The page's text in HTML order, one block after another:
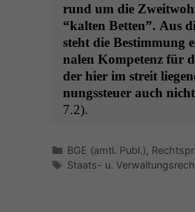
rund um die
“kalten Bet­ten”. Aus
ste­ht die Bes­tim­mung
nalen Kom­pe­tenz für
der hier im stre­it
nungss­teuer auch
7.2).
Kategorien
BGE (amtl. Publ.),
Schlagwörter
Staats- u.